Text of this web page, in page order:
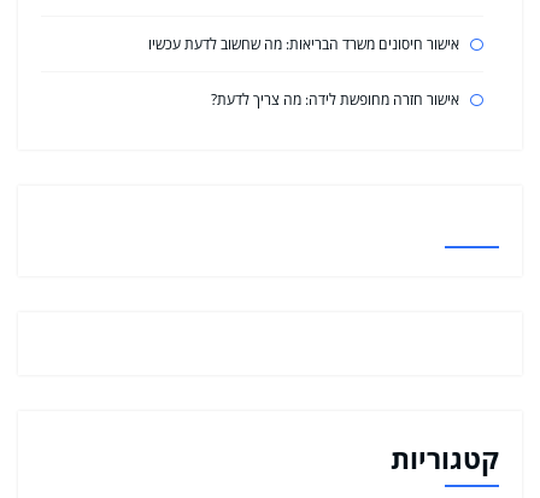
אישור חיסונים משרד הבריאות: מה שחשוב לדעת עכשיו
אישור חזרה מחופשת לידה: מה צריך לדעת?
קטגוריות